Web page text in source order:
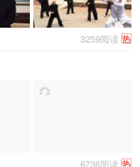
热
3259阅读
热
6736阅读